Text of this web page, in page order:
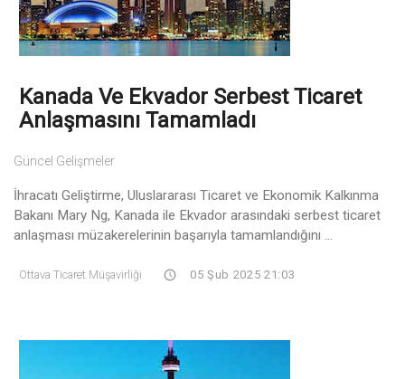
Kanada Ve Ekvador Serbest Ticaret
Anlaşmasını Tamamladı
Güncel Gelişmeler
İhracatı Geliştirme, Uluslararası Ticaret ve Ekonomik Kalkınma
Bakanı Mary Ng, Kanada ile Ekvador arasındaki serbest ticaret
anlaşması müzakerelerinin başarıyla tamamlandığını ...
Ottava Ticaret Müşavirliği 05 Şub 2025 21:03